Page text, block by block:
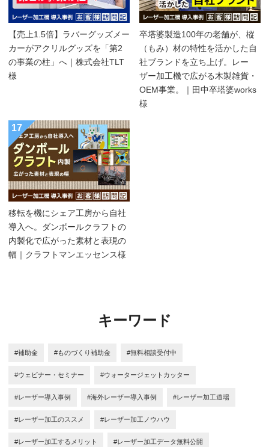
【売上1.5倍】ラバーグッズメー
カーがアクリルグッズを「第2
の事業の柱」へ｜株式会社TLT
様
卒塔婆製造100年の老舗が、樅
（もみ）材の特性を活かした自
社ブランドを立ち上げ。レー
ザー加工機で広がる木製雑貨・
OEM事業。｜田中卒塔婆works
様
17
移転を機にシェア工房から自社
導入へ。ダンボールクラフトの
内製化で広がった素材と表現の
幅｜クラフトマンエッセンス様
キーワード
#補助金 #ものづくり補助金 #無料相談受付中
#ウェビナー・セミナー #ウォータージェットカッター
#レーザー導入事例 #海外レーザー導入事例 #レーザー加工道場
#レーザー加工のススメ #レーザー加工ノウハウ
#レーザー加工するメリット #レーザー加工データ無料公開